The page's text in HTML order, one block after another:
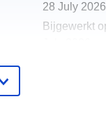
28 July 2026
Bijgewerkt